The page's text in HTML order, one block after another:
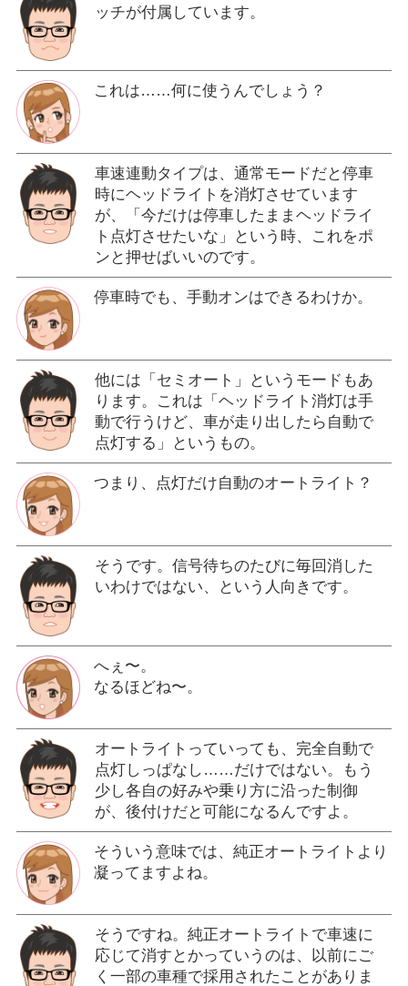
ッチが付属しています。
これは……何に使うんでしょう？
車速連動タイプは、通常モードだと停車
時にヘッドライトを消灯させています
が、「今だけは停車したままヘッドライ
ト点灯させたいな」という時、これをポ
ンと押せばいいのです。
停車時でも、手動オンはできるわけか。
他には「セミオート」というモードもあ
ります。これは「ヘッドライト消灯は手
動で行うけど、車が走り出したら自動で
点灯する」というもの。
つまり、点灯だけ自動のオートライト？
そうです。信号待ちのたびに毎回消した
いわけではない、という人向きです。
へぇ〜。
なるほどね〜。
オートライトっていっても、完全自動で
点灯しっぱなし……だけではない。もう
少し各自の好みや乗り方に沿った制御
が、後付けだと可能になるんですよ。
そういう意味では、純正オートライトより
凝ってますよね。
そうですね。純正オートライトで車速に
応じて消すとかっていうのは、以前にご
く一部の車種で採用されたことがありま